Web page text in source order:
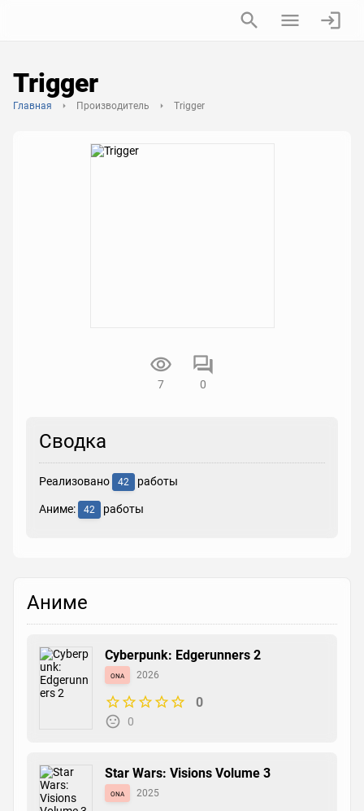
Trigger
Главная Производитель Trigger
7 0
Сводка
Реализовано 42 работы
Аниме: 42 работы
Аниме
Cyberpunk: Edgerunners 2
ona 2026
0
0
Star Wars: Visions Volume 3
ona 2025